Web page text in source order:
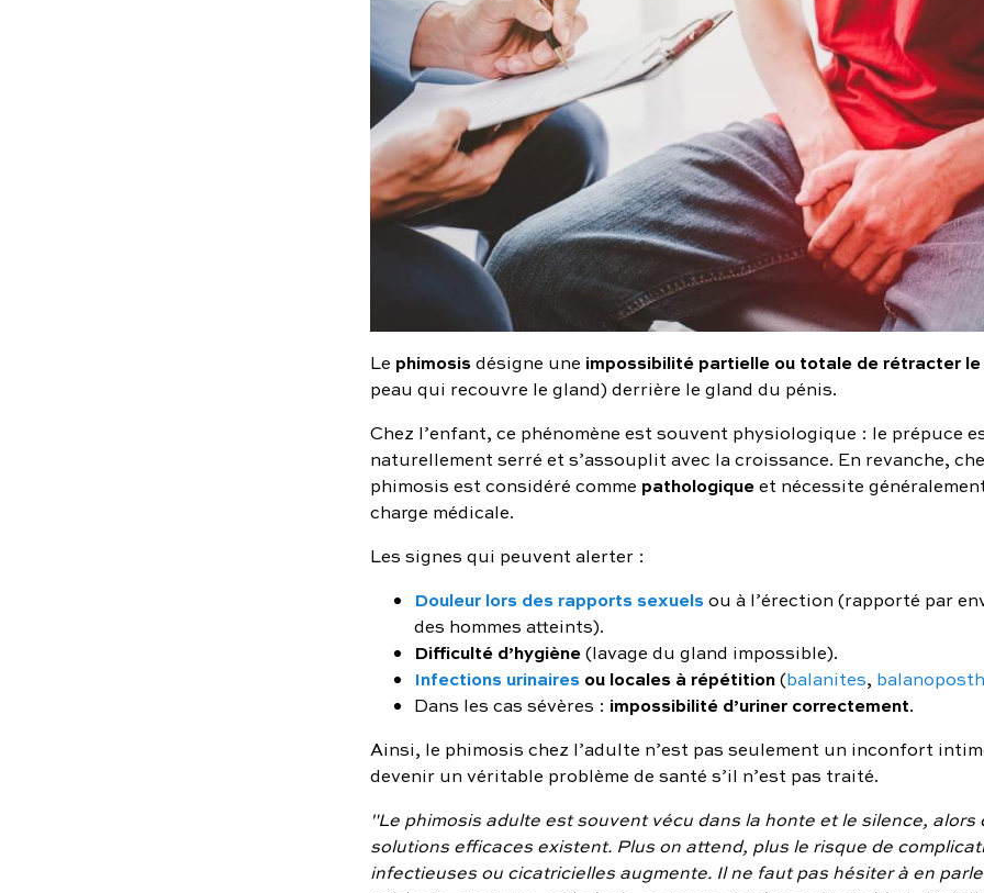
Le phimosisdésigne une impossibilité partielle ou totale de rétracter le
peau qui recouvre le gland) derrière le gland du pénis.
Chez l’enfant, ce phénomène est souvent physiologique : le prépuce
naturellement serré et s’assouplit avec la croissance. En revanche,
phimosis est considéré comme pathologiqueet nécessite
charge médicale.
Les signes qui peuvent alerter :
Douleur lors des rapports sexuelsou à l’érection (rapporté par
des hommes atteints).
Difficulté d’hygiène(lavage du gland impossible).
Infections urinaires ou locales à répétition(balanites,
Dans les cas sévères : impossibilité d’uriner correctement.
Ainsi, le phimosis chez l’adulte n’est pas seulement un inconfort
devenir un véritable problème de santé s’il n’est pas traité.
"Le phimosis adulte est souvent vécu dans la honte et le silence, alors
solutions efficaces existent. Plus on attend, plus le risque de
infectieuses ou cicatricielles augmente. Il ne faut pas hésiter à en